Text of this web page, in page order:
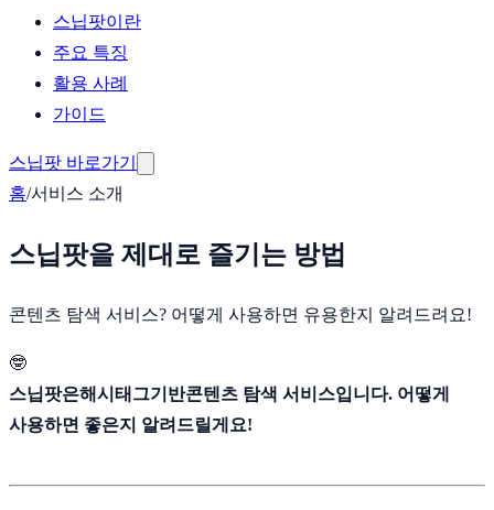
스닙팟이란
주요 특징
활용 사례
가이드
스닙팟 바로가기
홈/서비스 소개
스닙팟을 제대로 즐기는 방법
콘텐츠 탐색 서비스? 어떻게 사용하면 유용한지 알려드려요!
🤓
스닙팟은해시태그기반콘텐츠 탐색 서비스입니다. 어떻게
사용하면 좋은지 알려드릴게요!